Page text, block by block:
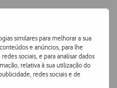
similares para melhorar a sua
e anúncios, para lhe
sociais, e para analisar dados
relativa à sua utilização do
redes sociais e de
do seu negócio.
especializado